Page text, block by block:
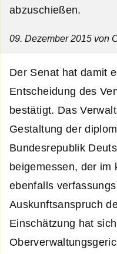
abzuschießen.
09. Dezember 2015 von
Der Senat hat damit
Entscheidung des
bestätigt. Das
Gestaltung der
Bundesrepublik
beigemessen, der im
ebenfalls
Auskunftsanspruch
Einschätzung hat